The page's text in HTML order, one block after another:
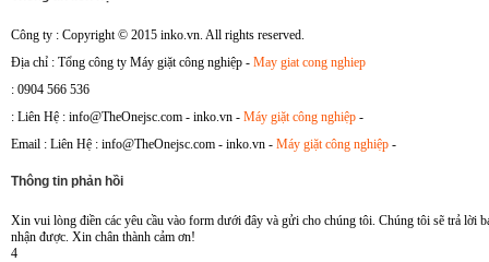
Công ty : Copyright © 2015 inko.vn. All rights reserved.
Địa chỉ : Tổng công ty Máy giặt công nghiệp - May giat cong nghiep
: 0904 566 536
: Liên Hệ : info@TheOnejsc.com - inko.vn - Máy giặt công nghiệp -
Email : Liên Hệ : info@TheOnejsc.com - inko.vn - Máy giặt công nghiệp -
Thông tin phản hồi
Xin vui lòng điền các yêu cầu vào form dưới đây và gửi cho chúng tôi. Chúng tôi sẽ trả lời
nhận được. Xin chân thành cảm ơn!
4